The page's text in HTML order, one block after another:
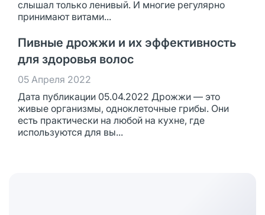
слышал только ленивый. И многие регулярно
принимают витами...
Пивные дрожжи и их эффективность
для здоровья волос
05 Апреля 2022
Дата публикации 05.04.2022 Дрожжи — это
живые организмы, одноклеточные грибы. Они
есть практически на любой на кухне, где
используются для вы...